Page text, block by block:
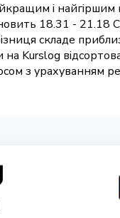
і найгіршим
18.31 - 21.18
складе
Kurslog
з урахуванням